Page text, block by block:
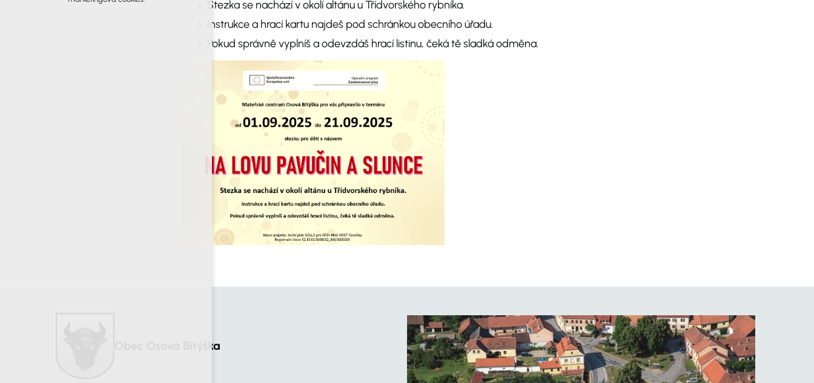
Stezka se nachází v okolí altánu u Třídvorského rybníka.
Instrukce a hrací kartu najdeš pod schránkou obecního úřadu.
Pokud správně vyplníš a odevzdáš hrací listinu, čeká tě sladká odměna.
Obec Osová Bítýška